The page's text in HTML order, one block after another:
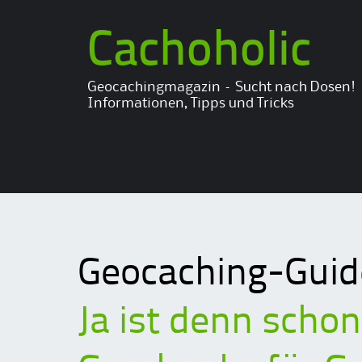
Cachoholic
Geocachingmagazin – Sucht nach Dosen!
Informationen, Tipps und Tricks
Geocaching-
Ja ist denn